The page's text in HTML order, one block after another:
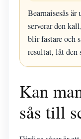
Bearnaisesås
serverar den
blir fastare och
resultat, låt den
Kan
sås till